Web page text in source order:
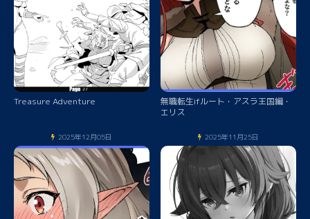
Treasure Adventure
無職転生ifルート・アスラ王国編・
エリス
2025年12月05日 2025年11月25日